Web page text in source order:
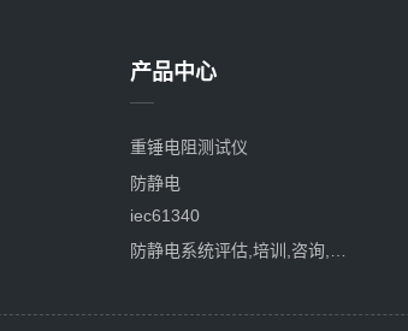
产品中心
重锤电阻测试仪
防静电
iec61340